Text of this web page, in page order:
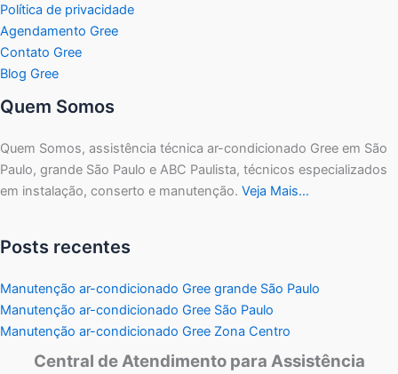
Política de privacidade
Agendamento Gree
Contato Gree
Blog Gree
Quem Somos
Quem Somos, assistência técnica ar-condicionado Gree em São
Paulo, grande São Paulo e ABC Paulista, técnicos especializados
em instalação, conserto e manutenção. Veja Mais…
Posts recentes
Manutenção ar-condicionado Gree grande São Paulo
Manutenção ar-condicionado Gree São Paulo
Manutenção ar-condicionado Gree Zona Centro
Central de Atendimento para Assistência